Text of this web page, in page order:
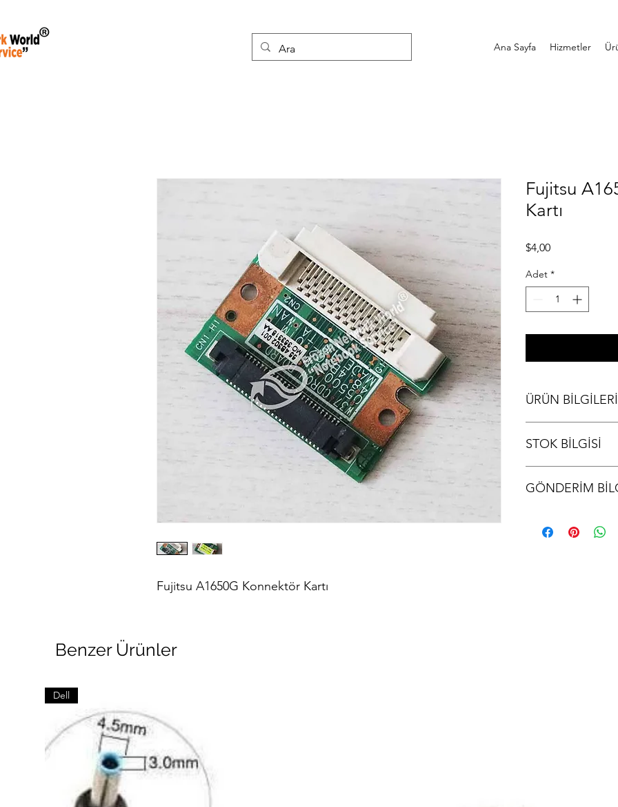
Ana Sayfa Hizmetler
Fujitsu A1650G Konnektör Kartı
Fujitsu
Kartı
$4,00Fiyat
Adet *
ÜRÜN BİLGİLERİ
STOK BİLGİSİ
GÖNDERİM
kodu iletilir.
Benzer Ürünler
Dell